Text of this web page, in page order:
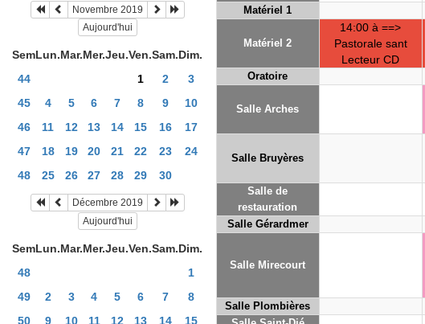
Novembre 2019
Aujourd'hui
SemLun.Mar.Mer.Jeu.Ven.Sam.Dim.
44
1 2
3
45
4 5 6 7 8 9
10
46
11 12 13 14 15 16
17
47
18 19 20 21 22 23
24
48
25 26 27 28 29 30
Décembre 2019
Aujourd'hui
SemLun.Mar.Mer.Jeu.Ven.Sam.Dim.
48
1
49
2 3 4 5 6 7
8
50
9 10 11 12 13 14 15
Matériel 1
Matériel 2
14:00 à ==>
Pastorale sant
Lecteur CD
Oratoire
Salle Arches
Salle Bruyères
Salle de
restauration
Salle Gérardmer
Salle Mirecourt
Salle Plombières